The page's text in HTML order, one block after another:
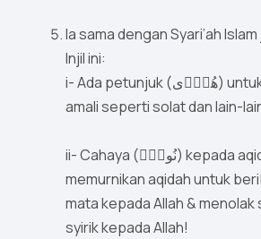
Ia sama dengan Syari’ah
Injil ini:
i- Ada petunjuk (هُدًۭى) untuk hukum zahir &
amali seperti solat dan lain-
ii- Cahaya (نُورٌۭ) kepada aqidah tauhid iaitu
memurnikan aqidah untuk
mata kepada Allah &
syirik kepada Allah!